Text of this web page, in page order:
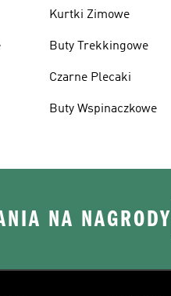
Kurtki Zimowe
Buty Trekkingowe
Czarne Plecaki
Buty Wspinaczkowe
NA NAGRODY